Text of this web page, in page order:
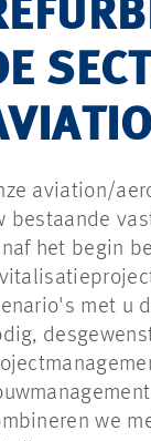
aviation/
bestaande
het begin
met u
we